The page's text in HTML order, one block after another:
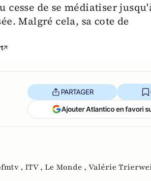
cesse de se médiatiser
Malgré cela, sa cote de
PARTAGER
Ajouter Atlantico en favori
, ITV , Le Monde , Valérie